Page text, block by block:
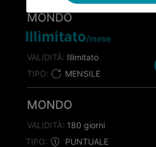
MONDO
TIPO: MENSILE
Illimitato/mese
VALIDITÀ: Illimitato
MONDO
TIPO: PUNTUALE
VALIDITÀ: 180 giorni